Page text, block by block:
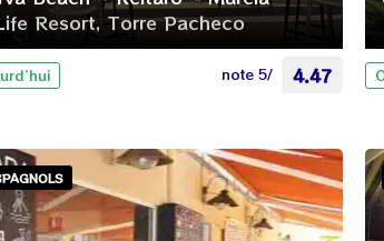
Resort, Torre Pacheco
note 5/ 4.47